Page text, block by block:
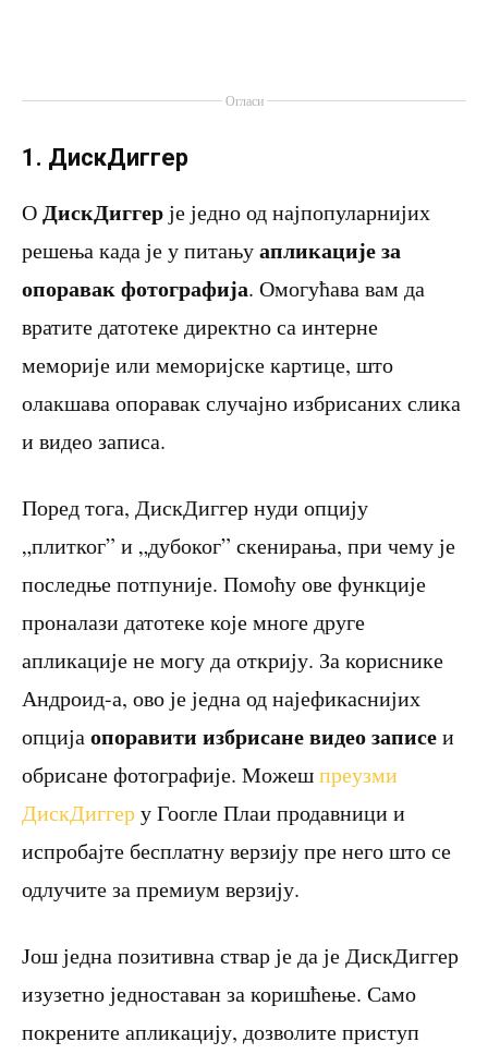
Огласи
1. ДискДиггер
ОДискДиггерје једно од најпопуларнијих
решења када је у питањуапликације за
опоравак фотографија. Омогућава вам да
вратите датотеке директно са интерне
меморије или меморијске картице, што
олакшава опоравак случајно избрисаних слика
и видео записа.
Поред тога, ДискДиггер нуди опцију
„плитког” и „дубоког” скенирања, при чему је
последње потпуније. Помоћу ове функције
проналази датотеке које многе друге
апликације не могу да открију. За кориснике
Андроид-а, ово је једна од најефикаснијих
опцијаопоравити избрисане видео записеи
обрисане фотографије. Можешпреузми
ДискДиггеру Гоогле Плаи продавници и
испробајте бесплатну верзију пре него што се
одлучите за премиум верзију.
Још једна позитивна ствар је да је ДискДиггер
изузетно једноставан за коришћење. Само
покрените апликацију, дозволите приступ